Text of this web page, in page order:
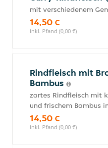
mit verschiedenem
14,50 €
inkl. Pfand (0,00 €)
Rindfleisch mit
Bambus
zartes Rindfleisch mit
und frischem Bambus
14,50 €
inkl. Pfand (0,00 €)